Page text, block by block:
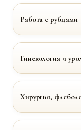
Работа с рубцами
Гинекология и
Хирургия,